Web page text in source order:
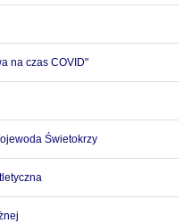
na czas COVID"
Świetokrzy